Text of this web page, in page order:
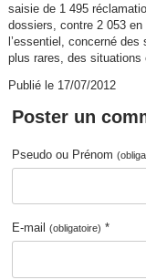
saisie de 1 495
dossiers, contre 2 053
l’essentiel, concerné
plus rares, des situations
Publié le 17/07/2012
Poster un
Pseudo ou Prénom
E-mail(obligatoire) *